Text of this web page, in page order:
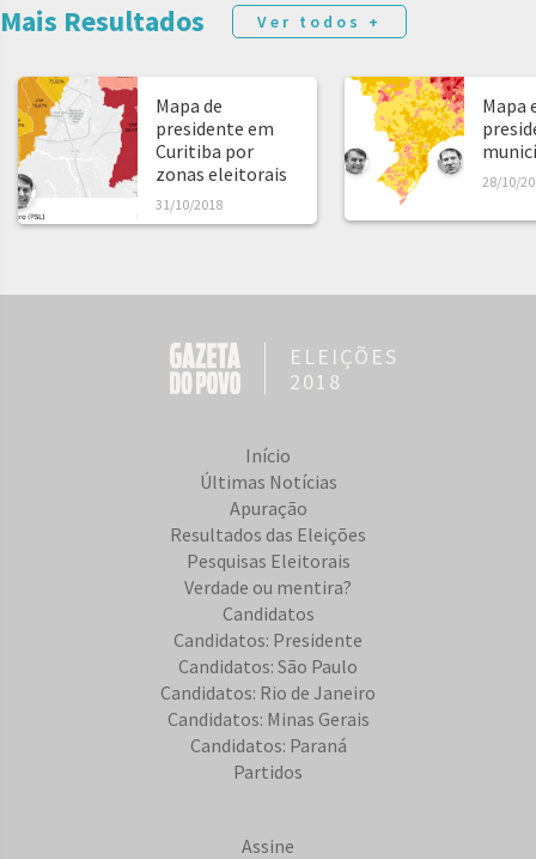
Mais Resultados Ver todos +
Mapa de
presidente em
Curitiba por
zonas eleitorais
31/10/2018
Mapa
28/10/
ELEIÇÕES
2018
Início
Últimas Notícias
Apuração
Resultados das Eleições
Pesquisas Eleitorais
Verdade ou mentira?
Candidatos
Candidatos: Presidente
Candidatos: São Paulo
Candidatos: Rio de Janeiro
Candidatos: Minas Gerais
Candidatos: Paraná
Partidos
Assine